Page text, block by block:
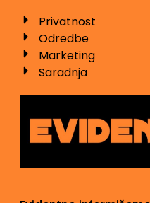
Privatnost
Odredbe
Marketing
Saradnja